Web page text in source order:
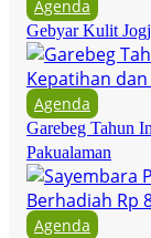
Agenda
Gebyar Kulit
Agenda
Garebeg Tahun
Pakualaman
Agenda